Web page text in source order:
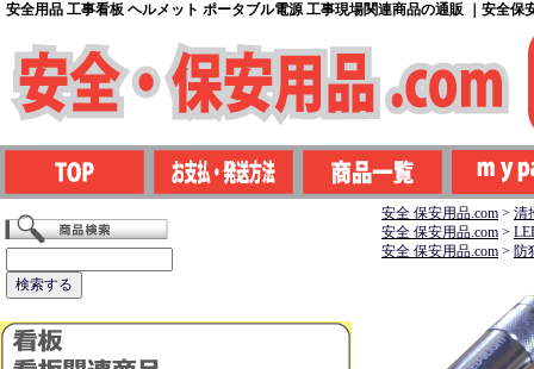
安全用品 工事看板 ヘルメット ポータブル電源 工事現場関連商品の通販 ｜安全保
安全 保安用品.com > 清
安全 保安用品.com >
安全 保安用品.com > 防